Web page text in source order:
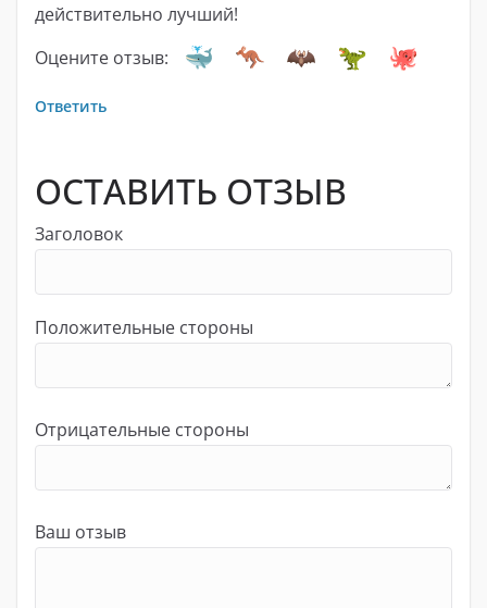
действительно лучший!
Оцените отзыв:
Ответить
ОСТАВИТЬ ОТЗЫВ
Заголовок
Положительные стороны
Отрицательные стороны
Ваш отзыв